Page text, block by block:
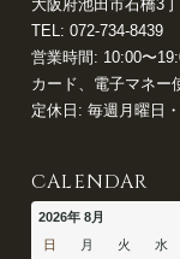
大阪府池田市石橋3
TEL: 072-734-8439
営業時間: 10:00〜
カード、電子マネー
定休日: 毎週月曜日
CALENDAR
2026年 8月
日
月 火 水